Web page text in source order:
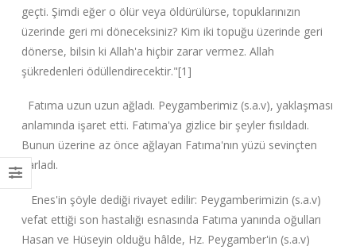
geçti. Şimdi eğer o ölür veya öldürülürse, topuklarınızın
üzerinde geri mi döneceksiniz? Kim iki topuğu üzerinde geri
dönerse, bilsin ki Allah'a hiçbir zarar vermez. Allah
şükredenleri ödüllendirecektir."[1]
Fatıma uzun uzun ağladı. Peygamberimiz (s.a.v), yaklaşması
anlamında işaret etti. Fatıma'ya gizlice bir şeyler fısıldadı.
Bunun üzerine az önce ağlayan Fatıma'nın yüzü sevinçten
parladı.
Enes'in şöyle dediği rivayet edilir: Peygamberimizin (s.a.v)
vefat ettiği son hastalığı esnasında Fatıma yanında oğulları
Hasan ve Hüseyin olduğu hâlde, Hz. Peygamber'in (s.a.v)